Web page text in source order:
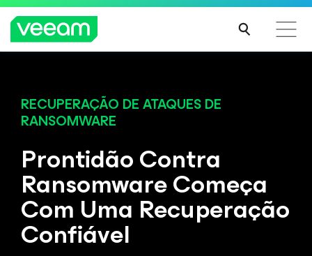
pela atualização de conteúdo da CrowdStrike
LEIA
Proteção inabalável e recuperação inigualável encontram um
potencial ilimitado na VeeamON
INSCREVA-SE GRÁTIS
RECUPERAÇÃO DE ATAQUES DE
RANSOMWARE
Prontidão Contra
Ransomware Começa
Com Uma Recuperação
Confiável